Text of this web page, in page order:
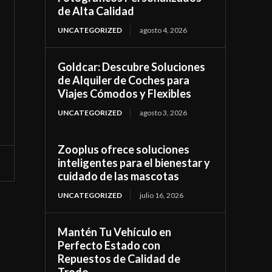
de Alta Calidad
UNCATEGORIZED agosto 4, 2026
Goldcar: Descubre Soluciones
de Alquiler de Coches para
Viajes Cómodos y Flexibles
UNCATEGORIZED agosto 3, 2026
Zooplus ofrece soluciones
inteligentes para el bienestar y
cuidado de las mascotas
UNCATEGORIZED julio 16, 2026
Mantén Tu Vehículo en
Perfecto Estado con
Repuestos de Calidad de